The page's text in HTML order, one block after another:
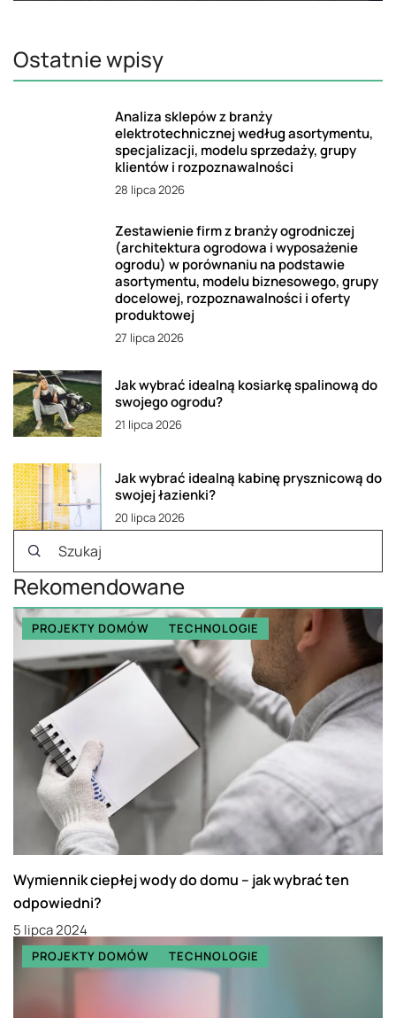
Ostatnie wpisy
Analiza sklepów z branży
elektrotechnicznej według asortymentu,
specjalizacji, modelu sprzedaży, grupy
klientów i rozpoznawalności
28 lipca 2026
Zestawienie firm z branży ogrodniczej
(architektura ogrodowa i wyposażenie
ogrodu) w porównaniu na podstawie
asortymentu, modelu biznesowego, grupy
docelowej, rozpoznawalności i oferty
produktowej
27 lipca 2026
Jak wybrać idealną kosiarkę spalinową do
swojego ogrodu?
21 lipca 2026
Jak wybrać idealną kabinę prysznicową do
swojej łazienki?
20 lipca 2026
Rekomendowane
PROJEKTY DOMÓW TECHNOLOGIE
Wymiennik ciepłej wody do domu – jak wybrać ten
odpowiedni?
5 lipca 2024
PROJEKTY DOMÓW TECHNOLOGIE